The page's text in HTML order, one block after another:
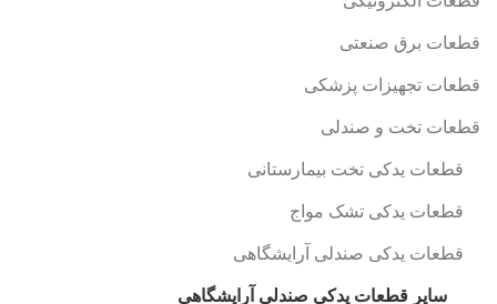
قطعات برق صنعتی
قطعات تجهیزات پزشکی
قطعات تخت و صندلی
قطعات یدکی تخت بیمارستانی
قطعات یدکی تشک مواج
قطعات یدکی صندلی آرایشگاهی
سایر قطعات یدکی صندلی آرایشگاهی